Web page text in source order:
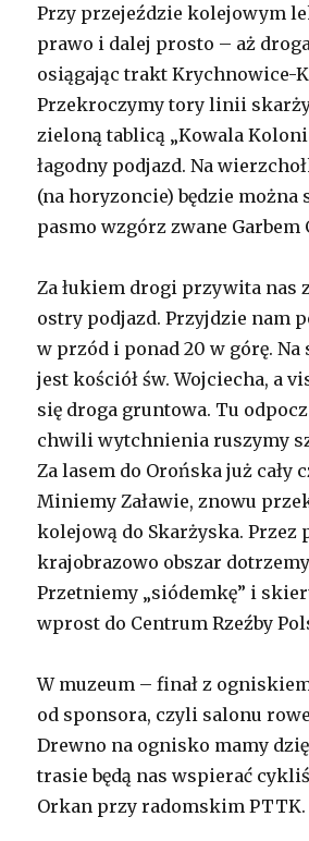
Przy przejeździe kolejowym
prawo i dalej prosto – aż
osiągając trakt Krychnowice-
Przekroczymy tory linii
zieloną tablicą „Kowala
łagodny podjazd. Na
(na horyzoncie) będzie można
pasmo wzgórz zwane
Za łukiem drogi przywita nas
ostry podjazd. Przyjdzie nam
w przód i ponad 20 w górę.
jest kościół św. Wojciecha, a
się droga gruntowa. Tu
chwili wytchnienia ruszymy
Za lasem do Orońska już cały
Miniemy Załawie, znowu
kolejową do Skarżyska. Przez
krajobrazowo obszar
Przetniemy „siódemkę” i
wprost do Centrum Rzeźby
W muzeum – finał z
od sponsora, czyli salonu
Drewno na ognisko mamy
trasie będą nas wspierać
Orkan przy radomskim PTTK.